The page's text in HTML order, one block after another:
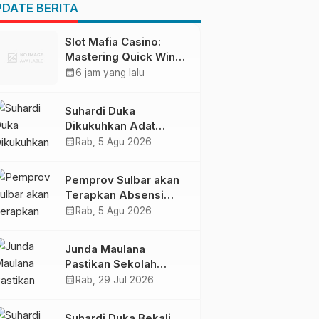
BERITA
Slot Mafia Casino:
Mastering Quick Wins
on a High‑Intensity
calendar_month6 jam yang lalu
Suhardi Duka
Dikukuhkan Adat
Balanipa, Raih Gelar
calendar_month Rab, 5 Agu 2026
Pemprov Sulbar akan
Terapkan Absensi
Online untuk ASN
calendar_month Rab, 5 Agu 2026
Junda Maulana
Pastikan Sekolah
Rakyat Mamuju Siap
calendar_month Rab, 29 Jul 2026